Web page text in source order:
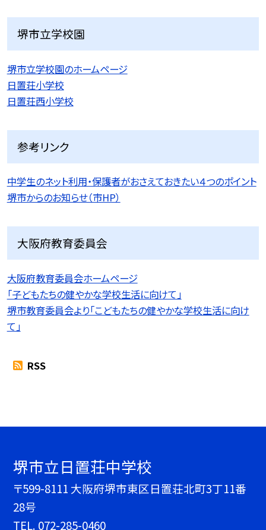
堺市立学校園
堺市立学校園のホームページ
日置荘小学校
日置荘西小学校
参考リンク
中学生のネット利用・保護者がおさえておきたい４つのポイント
堺市からのお知らせ（市HP）
大阪府教育委員会
大阪府教育委員会ホームページ
「子どもたちの健やかな学校生活に向けて」
堺市教育委員会より「こどもたちの健やかな学校生活に向け
て」
RSS
堺市立日置荘中学校
〒599-8111 大阪府堺市東区日置荘北町3丁11番
28号
TEL. 072-285-0460